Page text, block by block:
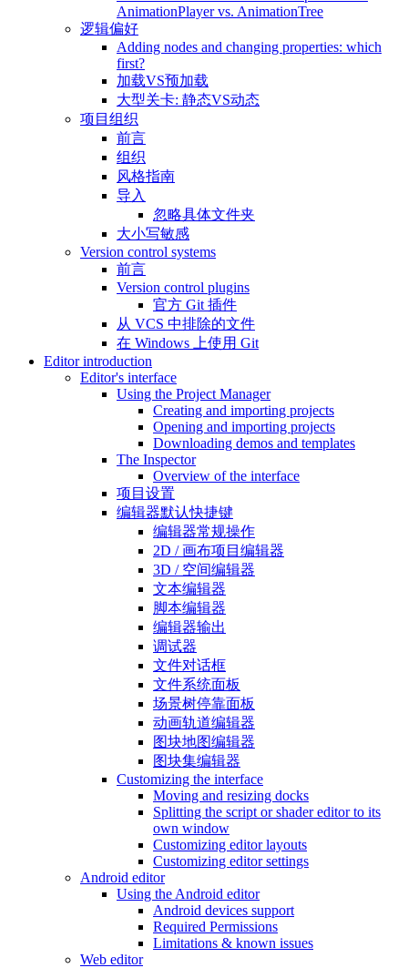
AnimationPlayer vs. AnimationTree
逻辑偏好
Adding nodes and changing properties: which
first?
加载VS预加载
大型关卡: 静态VS动态
项目组织
前言
组织
风格指南
导入
忽略具体文件夹
大小写敏感
Version control systems
前言
Version control plugins
官方 Git 插件
从 VCS 中排除的文件
在 Windows 上使用 Git
Editor introduction
Editor's interface
Using the Project Manager
Creating and importing projects
Opening and importing projects
Downloading demos and templates
The Inspector
Overview of the interface
项目设置
编辑器默认快捷键
编辑器常规操作
2D / 画布项目编辑器
3D / 空间编辑器
文本编辑器
脚本编辑器
编辑器输出
调试器
文件对话框
文件系统面板
场景树停靠面板
动画轨道编辑器
图块地图编辑器
图块集编辑器
Customizing the interface
Moving and resizing docks
Splitting the script or shader editor to its
own window
Customizing editor layouts
Customizing editor settings
Android editor
Using the Android editor
Android devices support
Required Permissions
Limitations & known issues
Web editor